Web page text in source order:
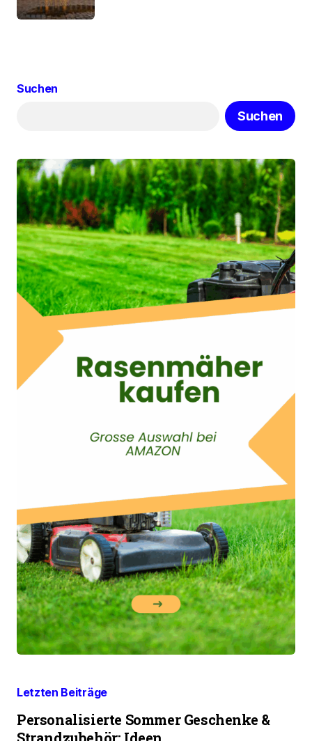
Suchen
Suchen
Letzten Beiträge
Personalisierte Sommer Geschenke &